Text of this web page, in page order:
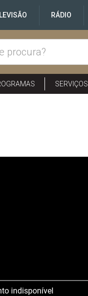
RÁDIO
SERVIÇOS
indisponível